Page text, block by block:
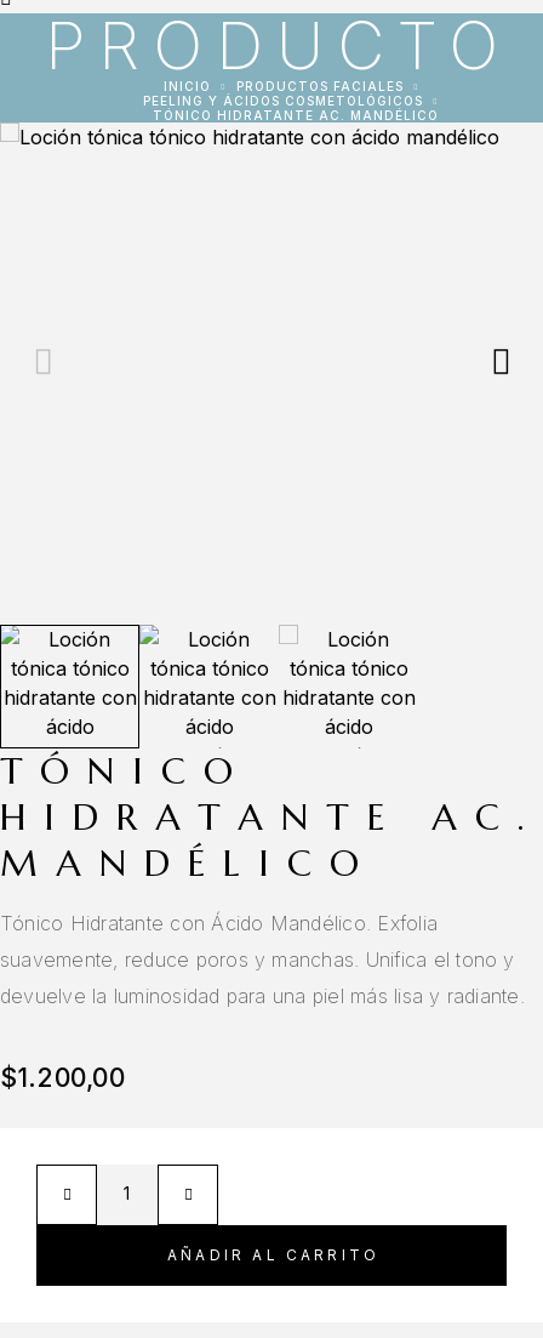
PRODUCTO
INICIO
PRODUCTOS FACIALES
PEELING Y ÁCIDOS COSMETOLÓGICOS
TÓNICO HIDRATANTE AC. MANDÉLICO
TÓNICO
HIDRATANTE AC.
MANDÉLICO
Tónico Hidratante con Ácido Mandélico. Exfolia
suavemente, reduce poros y manchas. Unifica el tono y
devuelve la luminosidad para una piel más lisa y radiante.
$1.200,00
AÑADIR AL CARRITO